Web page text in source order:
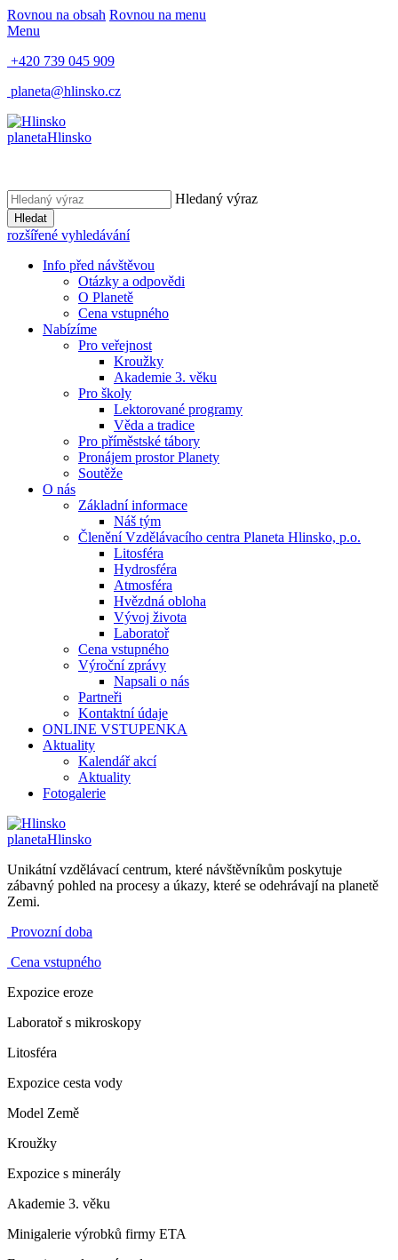
Rovnou na obsah Rovnou na menu
Menu
+420 739 045 909
planeta@hlinsko.cz
planetaHlinsko
Hledaný výraz
Hledat
rozšířené vyhledávání
Info před návštěvou
Otázky a odpovědi
O Planetě
Cena vstupného
Nabízíme
Pro veřejnost
Kroužky
Akademie 3. věku
Pro školy
Lektorované programy
Věda a tradice
Pro příměstské tábory
Pronájem prostor Planety
Soutěže
O nás
Základní informace
Náš tým
Členění Vzdělávacího centra Planeta Hlinsko, p.o.
Litosféra
Hydrosféra
Atmosféra
Hvězdná obloha
Vývoj života
Laboratoř
Cena vstupného
Výroční zprávy
Napsali o nás
Partneři
Kontaktní údaje
ONLINE VSTUPENKA
Aktuality
Kalendář akcí
Aktuality
Fotogalerie
planetaHlinsko
Unikátní vzdělávací centrum, které návštěvníkům poskytuje
zábavný pohled na procesy a úkazy, které se odehrávají na planetě
Zemi.
Provozní doba
Cena vstupného
Expozice eroze
Laboratoř s mikroskopy
Litosféra
Expozice cesta vody
Model Země
Kroužky
Expozice s minerály
Akademie 3. věku
Minigalerie výrobků firmy ETA